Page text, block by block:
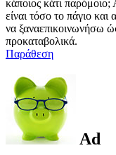
κάποιος κάτι
είναι τόσο το πάγιο και
να ξαναεπικοινωνήσω
προκαταβολικά.
Παράθεση
Ad